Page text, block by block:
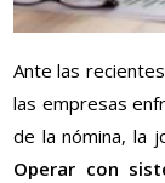
Ante las
las empresas
de la nómina, la
Operar con